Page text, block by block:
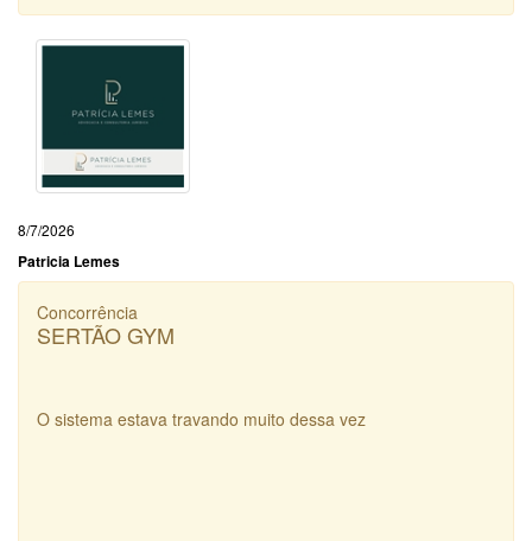
8/7/2026
Patricia Lemes
Concorrência
SERTÃO GYM
O sistema estava travando muito dessa vez